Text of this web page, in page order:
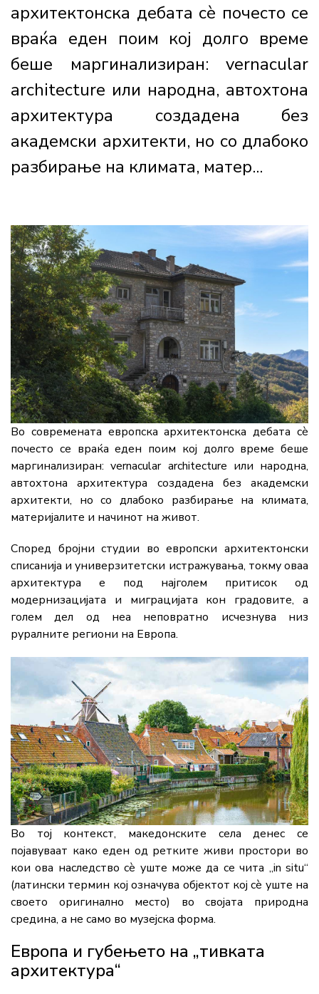
архитектонска дебата сè почесто се
враќа еден поим кој долго време
беше маргинализиран: vernacular
architecture или народна, автохтона
архитектура создадена без
академски архитекти, но со длабоко
разбирање на климата, матер...
Во современата европска архитектонска дебата сè
почесто се враќа еден поим кој долго време беше
маргинализиран: vernacular architecture или народна,
автохтона архитектура создадена без академски
архитекти, но со длабоко разбирање на климата,
материјалите и начинот на живот.
Според бројни студии во европски архитектонски
списанија и универзитетски истражувања, токму оваа
архитектура е под најголем притисок од
модернизацијата и миграцијата кон градовите, а
голем дел од неа неповратно исчезнува низ
руралните региони на Европа.
Во тој контекст, македонските села денес се
појавуваат како еден од ретките живи простори во
кои ова наследство сè уште може да се чита „in situ“
(латински термин кој означува објектот кој сè уште на
своето оригинално место) во својата природна
средина, а не само во музејска форма.
Европа и губењето на „тивката
архитектура“